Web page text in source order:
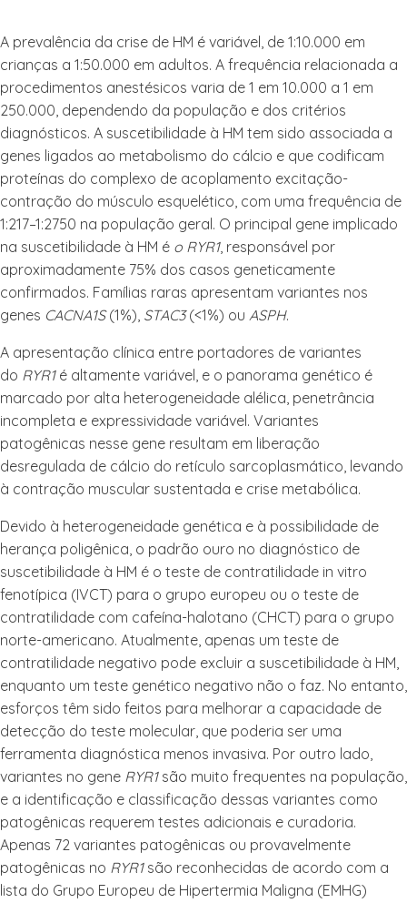
A prevalência da crise de HM é variável, de 1:10.000 em
crianças a 1:50.000 em adultos. A frequência relacionada a
procedimentos anestésicos varia de 1 em 10.000 a 1 em
250.000, dependendo da população e dos critérios
diagnósticos. A suscetibilidade à HM tem sido associada a
genes ligados ao metabolismo do cálcio e que codificam
proteínas do complexo de acoplamento excitação-
contração do músculo esquelético, com uma frequência de
1:217–1:2750 na população geral. O principal gene implicado
na suscetibilidade à HM é o RYR1, responsável por
aproximadamente 75% dos casos geneticamente
confirmados. Famílias raras apresentam variantes nos
genes CACNA1S(1%), STAC3(<1%) ou ASPH.
A apresentação clínica entre portadores de variantes
do RYR1é altamente variável, e o panorama genético é
marcado por alta heterogeneidade alélica, penetrância
incompleta e expressividade variável. Variantes
patogênicas nesse gene resultam em liberação
desregulada de cálcio do retículo sarcoplasmático, levando
à contração muscular sustentada e crise metabólica.
Devido à heterogeneidade genética e à possibilidade de
herança poligênica, o padrão ouro no diagnóstico de
suscetibilidade à HM é o teste de contratilidade in vitro
fenotípica (IVCT) para o grupo europeu ou o teste de
contratilidade com cafeína-halotano (CHCT) para o grupo
norte-americano. Atualmente, apenas um teste de
contratilidade negativo pode excluir a suscetibilidade à HM,
enquanto um teste genético negativo não o faz. No entanto,
esforços têm sido feitos para melhorar a capacidade de
detecção do teste molecular, que poderia ser uma
ferramenta diagnóstica menos invasiva. Por outro lado,
variantes no gene RYR1são muito frequentes na população,
e a identificação e classificação dessas variantes como
patogênicas requerem testes adicionais e curadoria.
Apenas 72 variantes patogênicas ou provavelmente
patogênicas no RYR1são reconhecidas de acordo com a
lista do Grupo Europeu de Hipertermia Maligna (EMHG)